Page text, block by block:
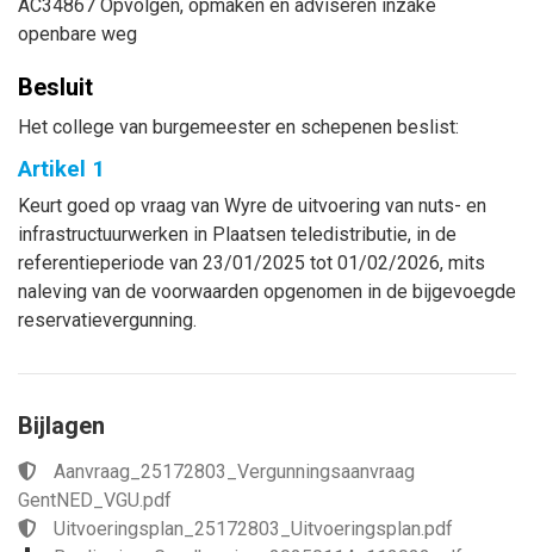
AC34867 Opvolgen, opmaken en adviseren inzake
openbare weg
Besluit
Het college van burgemeester en schepenen beslist:
Artikel 1
Keurt goed op vraag van Wyre de uitvoering van nuts- en
infrastructuurwerken in Plaatsen teledistributie, in de
referentieperiode van 23/01/2025 tot 01/02/2026, mits
naleving van de voorwaarden opgenomen in de bijgevoegde
reservatievergunning.
Bijlagen
Aanvraag_25172803_Vergunningsaanvraag
GentNED_VGU.pdf
Uitvoeringsplan_25172803_Uitvoeringsplan.pdf